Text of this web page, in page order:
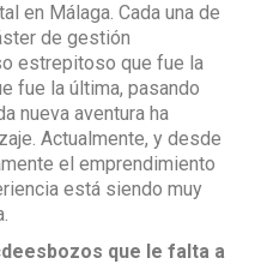
en Málaga. Cada una de
de gestión
estrepitoso que fue la
fue la última, pasando
nueva aventura ha
Actualmente, y desde
el emprendimiento
está siendo muy
que le falta a